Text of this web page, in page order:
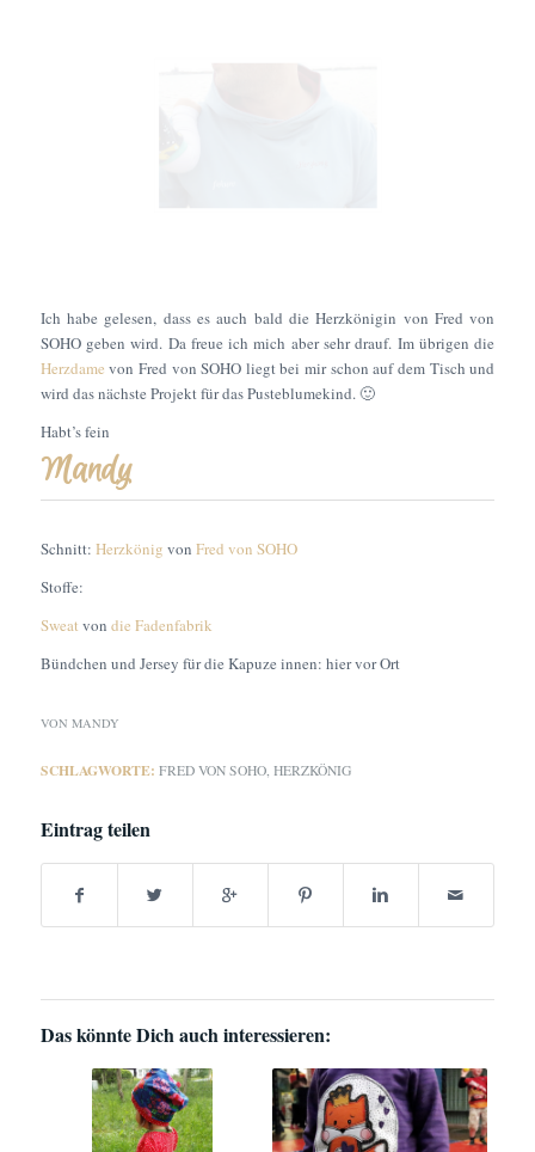
Ich habe gelesen, dass es auch bald die Herzkönigin von Fred von
SOHO geben wird. Da freue ich mich aber sehr drauf. Im übrigen die
Herzdame von Fred von SOHO liegt bei mir schon auf dem Tisch und
wird das nächste Projekt für das Pusteblumekind. 🙂
Habt’s fein
Mandy
Schnitt: Herzkönig von Fred von SOHO
Stoffe:
Sweat von die Fadenfabrik
Bündchen und Jersey für die Kapuze innen: hier vor Ort
VON MANDY
SCHLAGWORTE: FRED VON SOHO, HERZKÖNIG
Eintrag teilen
Das könnte Dich auch interessieren: